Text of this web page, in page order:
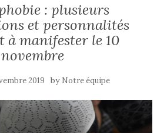
: plusieurs
et personnalités
à manifester le 10
novembre
2019 by Notre équipe